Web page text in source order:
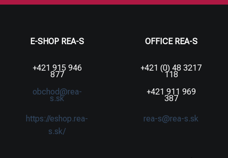
E-SHOP REA-S
+421 915 946
877
obchod@rea-
s.sk
https://eshop.rea-
s.sk/
OFFICE REA-S
+421 (0) 48 3217
118
+421 911 969
387
rea-s@rea-s.sk